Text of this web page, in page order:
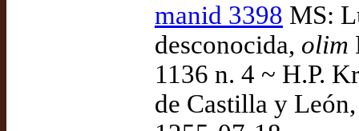
manid 3398 MS:
desconocida, olim
1136 n. 4 ~ H.P.
de Castilla y